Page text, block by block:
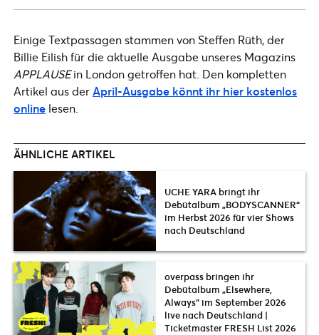
Einige Textpassagen stammen von Steffen Rüth, der
Billie Eilish für die aktuelle Ausgabe unseres Magazins
APPLAUSEin London getroffen hat. Den kompletten
Artikel aus derApril-Ausgabe könnt ihr hier kostenlos
online lesen.
ÄHNLICHE ARTIKEL
UCHE YARA bringt ihr
Debütalbum „BODYSCANNER“
im Herbst 2026 für vier Shows
nach Deutschland
overpass bringen ihr
Debütalbum „Elsewhere,
Always“ im September 2026
live nach Deutschland |
Ticketmaster FRESH List 2026